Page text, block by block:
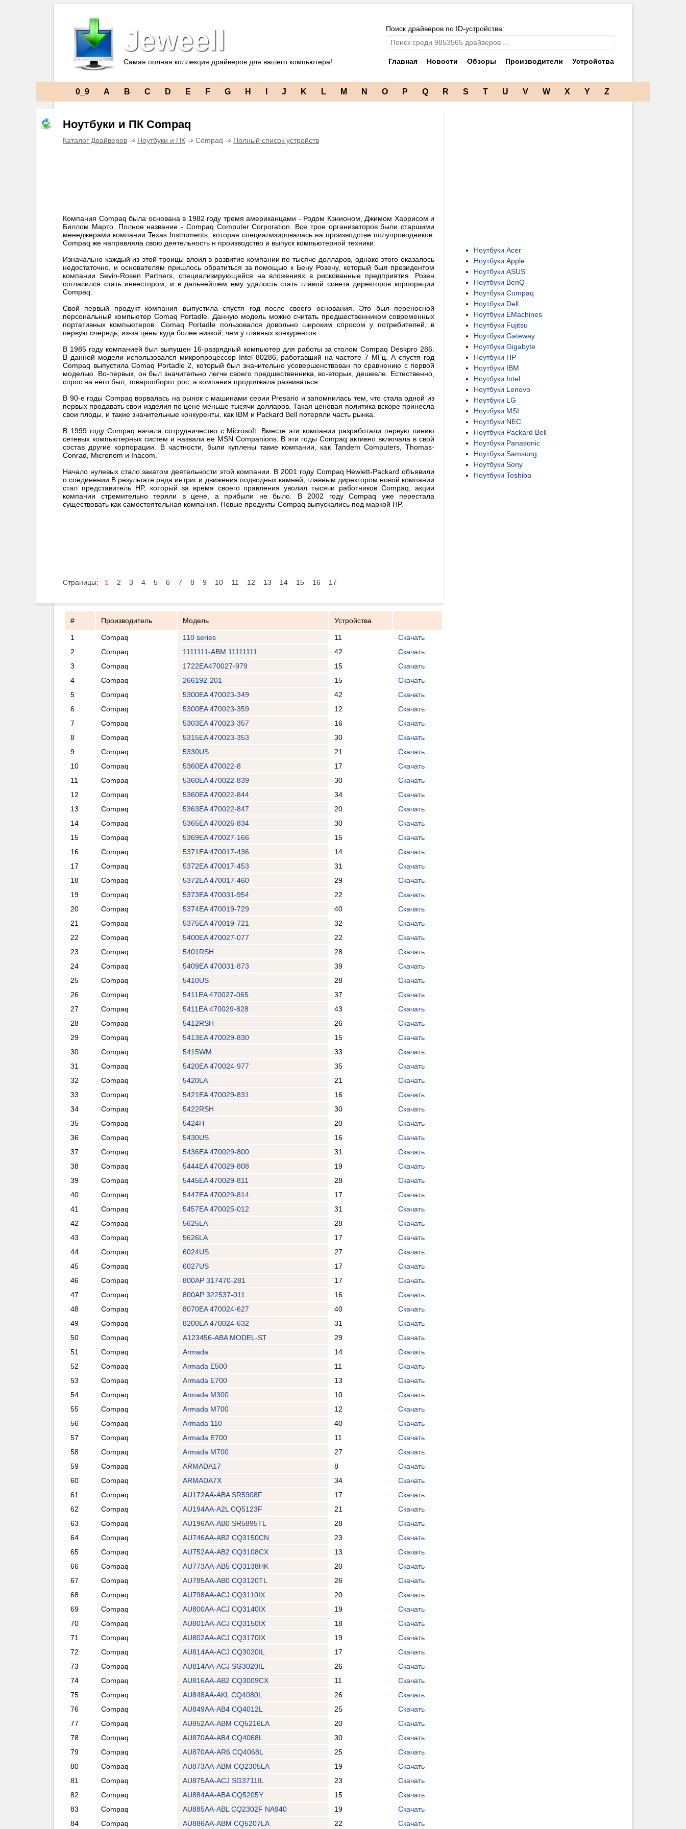
Jeweell
Самая полная коллекция драйверов для вашего компьютера!
Поиск драйверов по ID-устройства:
Главная Новости Обзоры Производители Устройства
0_9 A B C D E F G H J K L M N O P Q R S T U V W X Y Z
Ноутбуки и ПК Compaq
Каталог Драйверов ⇒ Ноутбуки и ПК ⇒ Compaq ⇒ Полный список устройств
Компания Compaq была основана в 1982 году тремя американцами - Родом Кэнионом, Джимом Харрисом и
Биллом Марто. Полное название - Compaq Computer Corporation. Все трое организаторов были старшими
менеджерами компании Texas Instruments, которая специализировалась на производстве полупроводников.
Compaq же направляла свою деятельность н производство и выпуск компьютерной техники.
Изначально каждый из этой троицы влоил в развитие компании по тысяче долларов, однако этого оказалось
недостаточно, и основателям пришлось обратиться за помощью к Бену Розену, который был президентом
компании Sevin-Rosen Partners, специализирующейся на вложениях в рискованные предприятия. Розен
согласился стать инвестором, и в дальнейшем ему удалость стать главой совета директоров корпорации
Compaq.
Свой первый продукт компания выпустила спустя год после своего основания. Это был переносной
персональный компьютер Comaq Portadle. Данную модель можно считать предшественником современных
портативных компьютеров. Comaq Portadle пользовался довольно широким спросом у потребителей, в
первую очередь, из-за цены куда более низкой, чем у главных конкурентов.
В 1985 году компанией был выпущен 16-разрядный компьютер для работы за столом Compaq Deskpro 286.
В данной модели использовался микропроцессор Intel 80286, работавший на частоте 7 МГц. А спустя год
Compaq выпустила Comaq Portadle 2, который был значительно усовершенствован по сравнению с первой
моделью. Во-первых, он был значительно легче своего предшественника, во-вторых, дешевле. Естественно,
спрос на него был, товарооборот рос, а компания продолжала развиваться.
В 90-е годы Compaq ворвалась на рынок с машинами серии Presario и запомнилась тем, что стала одной из
первых продавать свои изделия по цене меньше тысячи долларов. Такая ценовая политика вскоре принесла
свои плоды, и такие значительные конкуренты, как IBM и Packard Bell потеряли часть рынка.
В 1999 году Compaq начала сотрудничество с Microsoft. Вместе эти компании разработали первую линию
сетевых компьютерных систем и назвали ее MSN Companions. В эти годы Compaq активно включала в свой
состав другие корпорации. В частности, были куплены такие компании, как Tandem Computers, Thomas-
Conrad, Micronom и Inacom.
Начало нулевых стало закатом деятельности этой компании. В 2001 году Compaq Hewlett-Packard объявили
о соединении В результате ряда интриг и движения подводных камней, главным директором новой компании
стал представитель HP, который за время своего правления уволил тысячи работников Compaq, акции
компании стремительно теряли в цене, а прибыли не было. В 2002 году Compaq уже перестала
существовать как самостоятельная компания. Новые продукты Compaq выпускались под маркой HP.
Страницы: 1 2 3 4 5 6 7 8 9 10 11 12 13 14 15 16 17
# Производитель Модель Устройства
1 Compaq 110 series 11
Скачать
2
Compaq 1111111-ABM 11111111 42
Скачать
3
Compaq 1722EA470027-979 15
Скачать
4
Compaq 266192-201 15
Скачать
5
Compaq 5300EA 470023-349 42
Скачать
6
Compaq 5300EA 470023-359 12
Скачать
7
Compaq 5303EA 470023-357 16
Скачать
8
Compaq 5315EA 470023-353 30
Скачать
9
Compaq 5330US 21
Скачать
10
Compaq 5360EA 470022-8 17
Скачать
11
Compaq 5360EA 470022-839 30
Скачать
12
Compaq 5360EA 470022-844 34
Скачать
13
Compaq 5363EA 470022-847 20
Скачать
14
Compaq 5365EA 470026-834 30
Скачать
15
Compaq 5369EA 470027-166 15
Скачать
16
Compaq 5371EA 470017-436 14
Скачать
17
Compaq 5372EA 470017-453 31
Скачать
18
Compaq 5372EA 470017-460 29
Скачать
19
Compaq 5373EA 470031-954 22
Скачать
20
Compaq 5374EA 470019-729 40
Скачать
21
Compaq 5375EA 470019-721 32
Скачать
22
Compaq 5400EA 470027-077 22
Скачать
23
Compaq 5401RSH 28
Скачать
24
Compaq 5409EA 470031-873 39
Скачать
25
Compaq 5410US 28
Скачать
26
Compaq 5411EA 470027-065 37
Скачать
27
Compaq 5411EA 470029-828 43
Скачать
28
Compaq 5412RSH 26
Скачать
29
Compaq 5413EA 470029-830 15
Скачать
30
Compaq 5415WM 33
Скачать
31
Compaq 5420EA 470024-977 35
Скачать
32
Compaq 5420LA 21
Скачать
33
Compaq 5421EA 470029-831 16
Скачать
34
Compaq 5422RSH 30
Скачать
35
Compaq 5424H 20
Скачать
36
Compaq 5430US 16
Скачать
37
Compaq 5436EA 470029-800 31
Скачать
38
Compaq 5444EA 470029-808 19
Скачать
39
Compaq 5445EA 470029-811 28
Скачать
40
Compaq 5447EA 470029-814 17
Скачать
41
Compaq 5457EA 470025-012 31
Скачать
42
Compaq 5625LA 28
Скачать
43
Compaq 5626LA 17
Скачать
44
Compaq 6024US 27
Скачать
45
Compaq 6027US 17
Скачать
46
Compaq 800AP 317470-281 17
Скачать
47
Compaq 800AP 322537-011 16
Скачать
48
Compaq 8070EA 470024-627 40
Скачать
49
Compaq 8200EA 470024-632 31
Скачать
50
Compaq A123456-ABA MODEL-ST 29
Скачать
51
Compaq Armada 14
Скачать
52
Compaq Armada E500 11
Скачать
53
Compaq Armada E700 13
Скачать
54
Compaq Armada M300 10
Скачать
55
Compaq Armada M700 12
Скачать
56
Compaq Armada 110 40
Скачать
57
Compaq Armada E700 11
Скачать
58
Compaq Armada M700 27
Скачать
59
Compaq ARMADA17 8
Скачать
60
Compaq ARMADA7X 34
Скачать
61
Compaq AU172AA-ABA SR5908F 17
Скачать
62
Compaq AU194AA-A2L CQ5123F 21
Скачать
63
Compaq AU196AA-AB0 SR5895TL 28
Скачать
64
Compaq AU746AA-AB2 CQ3150CN 23
Скачать
65
Compaq AU752AA-AB2 CQ3108CX 13
Скачать
66
Compaq AU773AA-AB5 CQ3138HK 20
Скачать
67
Compaq AU785AA-AB0 CQ3120TL 26
Скачать
68
Compaq AU798AA-ACJ CQ3110IX 20
Скачать
69
Compaq AU800AA-ACJ CQ3140IX 19
Скачать
70
Compaq AU801AA-ACJ CQ3150IX 18
Скачать
71
Compaq AU802AA-ACJ CQ3170IX 19
Скачать
72
Compaq AU814AA-ACJ CQ3020IL 17
Скачать
73
Compaq AU814AA-ACJ SG3020IL 26
Скачать
74
Compaq AU816AA-AB2 CQ3009CX 11
Скачать
75
Compaq AU848AA-AKL CQ4080L 26
Скачать
76
Compaq AU849AA-AB4 CQ4012L 25
Скачать
77
Compaq AU852AA-ABM CQ5216LA 20
Скачать
78
Compaq AU870AA-AB4 CQ4068L 30
Скачать
79
Compaq AU870AA-AR6 CQ4068L 25
Скачать
80
Compaq AU873AA-ABM CQ2305LA 19
Скачать
81
Compaq AU875AA-ACJ SG3711IL 23
Скачать
82
Compaq AU884AA-ABA CQ5205Y 15
Скачать
83
Compaq AU885AA-ABL CQ2302F NA940 19
Скачать
84
Compaq AU886AA-ABM CQ5207LA 22 Скачать
Ноутбуки Acer
Ноутбуки Apple
Ноутбуки ASUS
Ноутбуки BenQ
Ноутбуки Compaq
Ноутбуки Dell
Ноутбуки EMachines
Ноутбуки Fujitsu
Ноутбуки Gateway
Ноутбуки Gigabyte
Ноутбуки HP
Ноутбуки IBM
Ноутбуки Intel
Ноутбуки Lenovo
Ноутбуки LG
Ноутбуки MSI
Ноутбуки NEC
Ноутбуки Packard Bell
Ноутбуки Panasonic
Ноутбуки Samsung
Ноутбуки Sony
Ноутбуки Toshiba